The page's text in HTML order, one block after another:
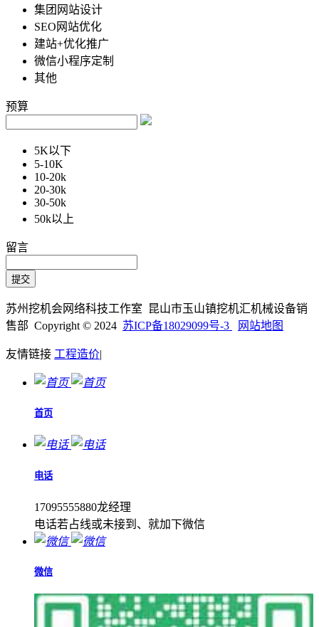
集团网站设计
SEO网站优化
建站+优化推广
微信小程序定制
其他
预算
5K以下
5-10K
10-20k
20-30k
30-50k
50k以上
留言
苏州挖机会网络科技工作室 昆山市玉山镇挖机汇机械设备销
售部 Copyright © 2024 苏ICP备18029099号-3 网站地图
友情链接 工程造价|
首页
电话
17095555880龙经理
电话若占线或未接到、就加下微信
微信